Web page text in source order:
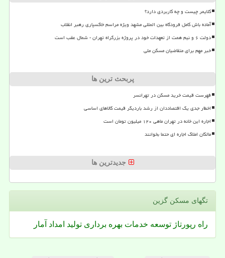
کلایمر چیست و چه کاربردی دارد؟
آماده باش کامل فرودگاه بین المللی مشهد ویژه مراسم خاکسپاری رهبر انقلاب
دولت ۶ و نیم همت از تعهدات خود در پروژه بزرگراه تهران - شمال عقب است
خبر مهم برای متقاضیان مسکن ملی
پربحث ترین ها
فهرست قیمت خرید مسکن در تهرانسر
اخطار جدی یک اقتصاددان از رشد باردیگر قیمت کالاهای اساسی
اجاره این خانه در تهران ماهی ۱۲۰ میلیون تومان است
مالکان املاک اجاره ای حتما بخوانند
جدیدترین ها
تگهای مسكن گزین
راه رپورتاژ توسعه خدمات بهره برداری تولید امداد آمار